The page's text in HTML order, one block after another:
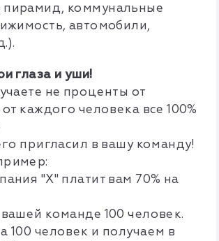
коммунальные
автомобили,
глаза и уши!
не проценты от
каждого человека все 100%
пригласил в вашу команду!
"Х" платит вам 70% на
команде 100 человек.
100 человек и получаем в